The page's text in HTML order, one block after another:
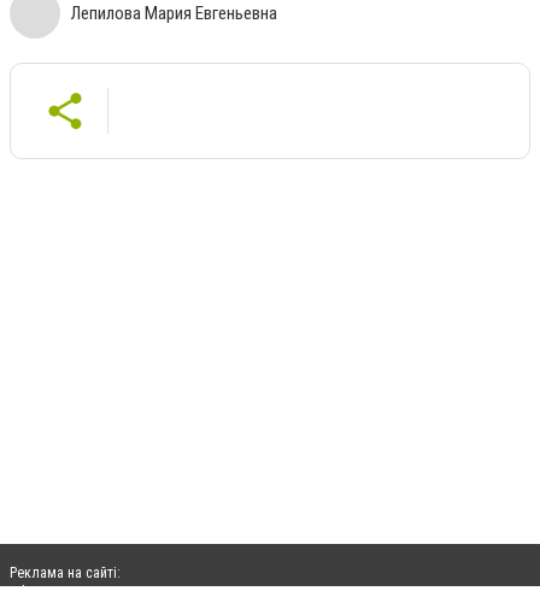
Лепилова Мария Евгеньевна
Реклама на сайті: